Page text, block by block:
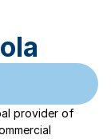
provider of